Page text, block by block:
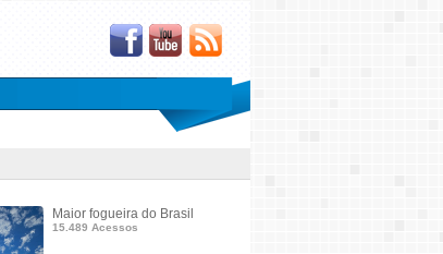
Maior fogueira do Brasil
15.489 Acessos